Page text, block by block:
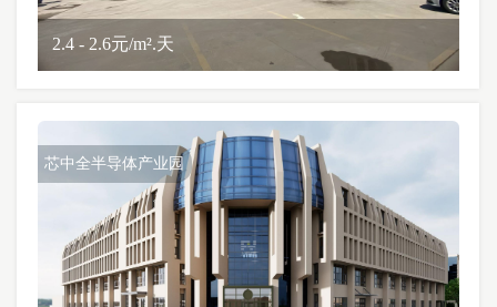
2.4 - 2.6元/m².天
芯中全半导体产业园